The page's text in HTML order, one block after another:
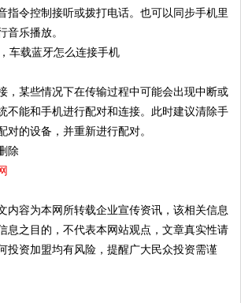
指令控制接听或拨打电话。也可以同步手机里
音乐播放。
，某些情况下在传输过程中可能会出现中断或
不能和手机进行配对和连接。此时建议清除手
对的设备，并重新进行配对。
除
内容为本网所转载企业宣传资讯，该相关信息
息之目的，不代表本网站观点，文章真实性请
投资加盟均有风险，提醒广大民众投资需谨